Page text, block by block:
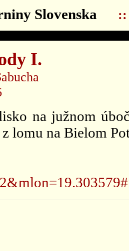
Slovenska ::
I.
na južnom
lomu na Bielom